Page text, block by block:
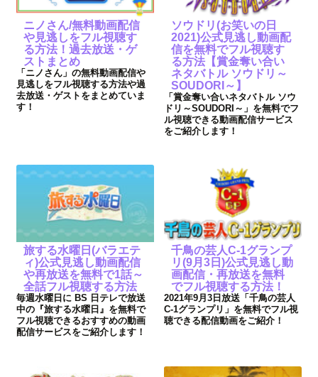
ニノさん/無料動画配信
や見逃しをフル視聴す
る方法！過去放送・ゲ
ストまとめ
「ニノさん」の無料動画配信や
見逃しをフル視聴する方法や過
去放送・ゲストをまとめていま
す！
ソウドリ(お笑いの日
2021)公式見逃し動画配
信を無料でフル視聴す
る方法【賞金奪い合い
ネタバトル ソウドリ～
SOUDORI～】
「賞金奪い合いネタバトル ソウ
ドリ～SOUDORI～」を無料でフ
ル視聴できる動画配信サービス
をご紹介します！
旅する水曜日(バラエテ
ィ)公式見逃し動画配信
や再放送を無料で1話～
全話フル視聴する方法
毎週水曜日に BS 日テレで放送
中の『旅する水曜日』を無料で
フル視聴できるおすすめの動画
配信サービスをご紹介します！
千鳥の芸人C-1グランプ
リ(9月3日)公式見逃し動
画配信・再放送を無料
でフル視聴する方法！
2021年9月3日放送「千鳥の芸人
C-1グランプリ」を無料でフル視
聴できる配信動画をご紹介！